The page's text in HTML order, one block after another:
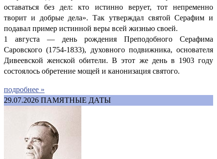
оставаться без дел: кто истинно верует, тот непременно
творит и добрые дела». Так утверждал святой Серафим и
подавал пример истинной веры всей жизнью своей.
1 августа — день рождения Преподобного Серафима
Саровского (1754-1833), духовного подвижника, основателя
Дивеевской женской обители. В этот же день в 1903 году
состоялось обретение мощей и канонизация святого.
подробнее »
29.07.2026 ПАМЯТНЫЕ ДАТЫ